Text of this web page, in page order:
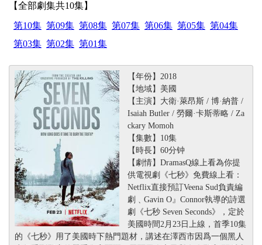
【全部劇集共10集】
第10集 第09集 第08集 第07集 第06集 第05集 第04集
第03集 第02集 第01集
【年份】2018
【地域】美國
【主演】大衛·萊昂斯 / 博·納普 /
Isaiah Butler / 勞爾·卡斯蒂略 / Za
ckary Momoh
【集數】10集
【時長】60分钟
【劇情】DramasQ線上看為你提
供電視劇《七秒》免費線上看：
Netflix直接預訂Veena Sud負責編
劇﹑Gavin O』Connor執導的詩選
劇《七秒 Seven Seconds》，定於
美國時間2月23日上線，首季10集
的《七秒》用了美國時下熱門題材，講述在澤西市因爲一個黑人